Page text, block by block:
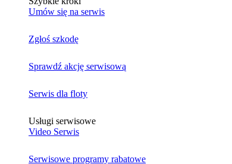
Umów się na serwis
Zgłoś szkodę
Sprawdź akcję serwisową
Serwis dla floty
Usługi serwisowe
Video Serwis
Serwisowe programy rabatowe